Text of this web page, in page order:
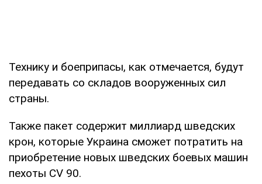
Технику и боеприпасы, как отмечается, будут
передавать со складов вооруженных сил
страны.
Также пакет содержит миллиард шведских
крон, которые Украина сможет потратить на
приобретение новых шведских боевых машин
пехоты CV 90.